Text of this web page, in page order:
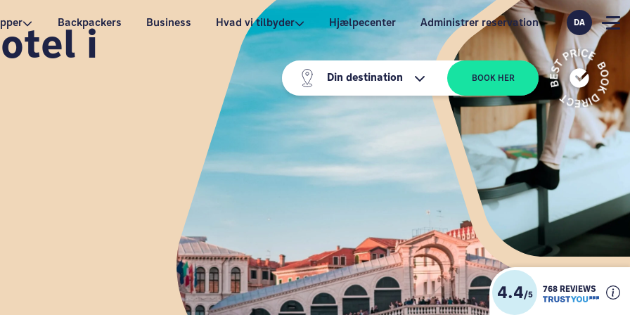
Backpackers Business Hvad vi tilbyder Hjælpecenter Administrer reservation
Din destination BOOK HER
DA
i
4.4/5
768 REVIEWS